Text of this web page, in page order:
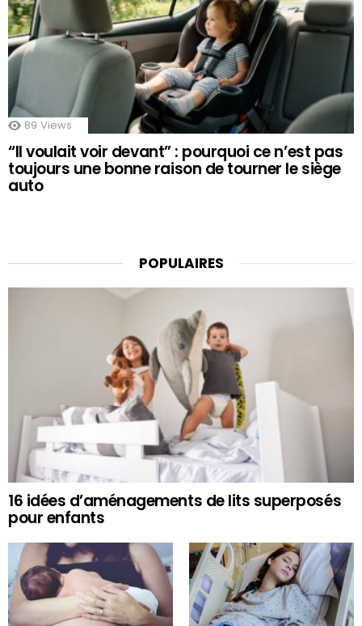
89 Views
“Il voulait voir devant” : pourquoi ce n’est pas
toujours une bonne raison de tourner le siège
auto
POPULAIRES
16 idées d’aménagements de lits superposés
pour enfants